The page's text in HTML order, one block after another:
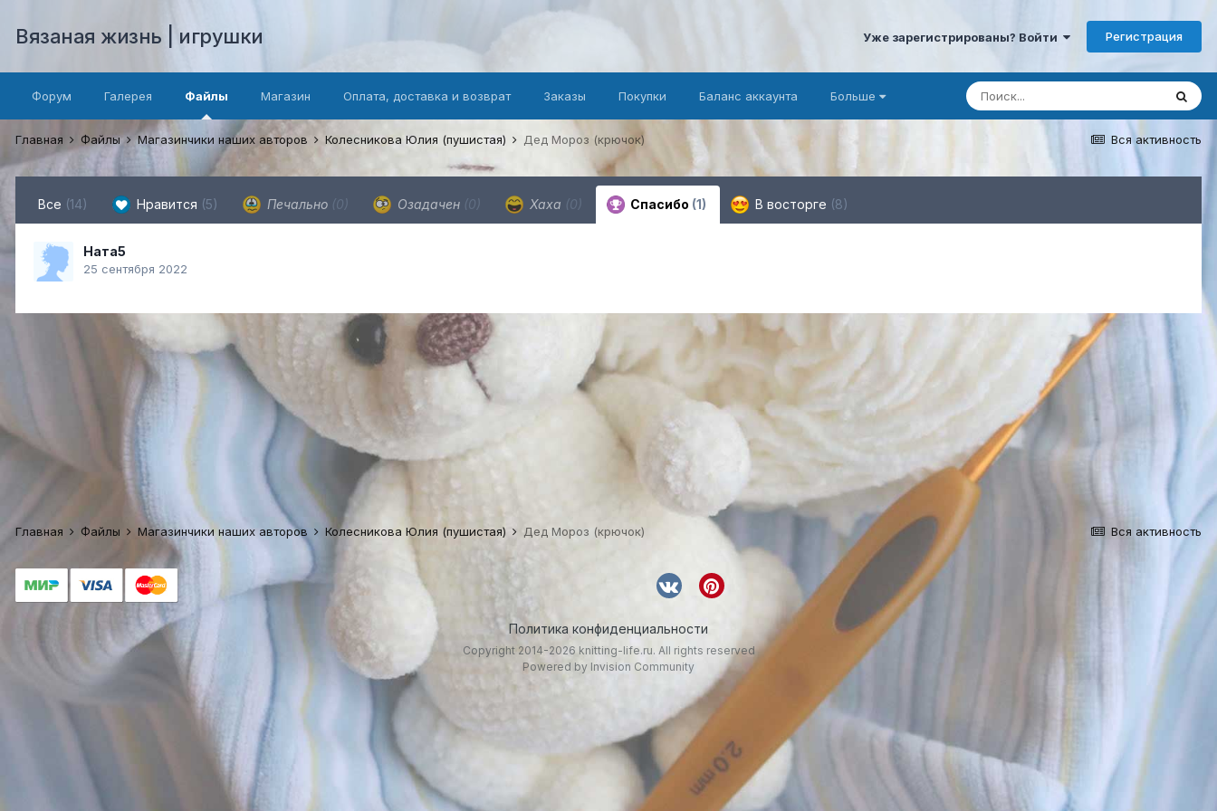
Вязаная жизнь | игрушки Уже зарегистрированы? Войти Регистрация
Форум Галерея Файлы Магазин Оплата, доставка и возврат Заказы Покупки Баланс аккаунта Больше
Вся активность
Главная Файлы Магазинчики наших авторов Колесникова Юлия (пушистая) Дед Мороз (крючок)
Все (14) Нравится (5) Печально (0) Озадачен (0) Хаха (0) Спасибо (1) В восторге (8)
Ната5
25 сентября 2022
Вся активность
Главная Файлы Магазинчики наших авторов Колесникова Юлия (пушистая) Дед Мороз (крючок)
Политика конфиденциальности
Copyright 2014-2026 knitting-life.ru. All rights reserved
Powered by Invision Community